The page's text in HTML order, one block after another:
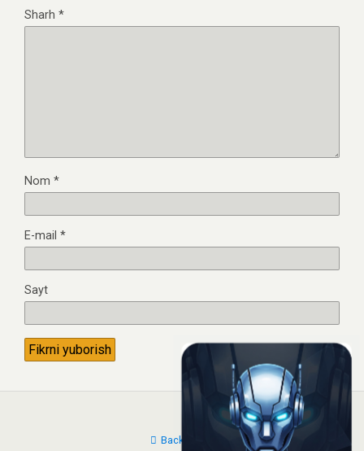
Sharh *
Nom *
E-mail *
Sayt
Back to top